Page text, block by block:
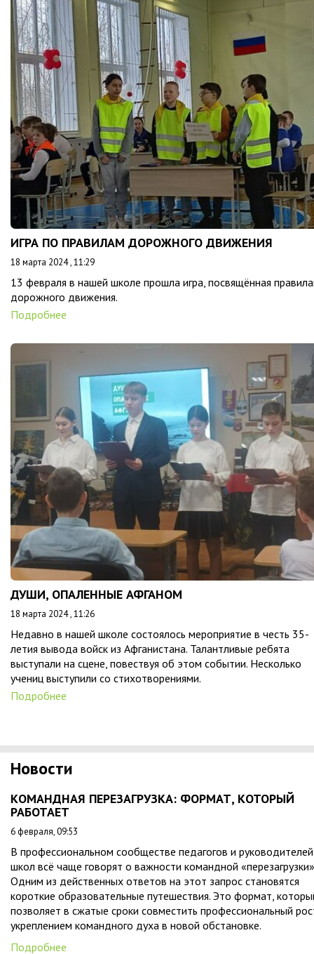
ИГРА ПО ПРАВИЛАМ ДОРОЖНОГО ДВИЖЕНИЯ
18 марта 2024 , 11:29
13 февраля в нашей школе прошла игра, посвящённая
дорожного движения.
Подробнее
ДУШИ, ОПАЛЕННЫЕ АФГАНОМ
18 марта 2024 , 11:26
Недавно в нашей школе состоялось мероприятие в честь 35-
летия вывода войск из Афганистана. Талантливые ребята
выступали на сцене, повествуя об этом событии. Несколько
учениц выступили со стихотворениями.
Подробнее
Новости
КОМАНДНАЯ ПЕРЕЗАГРУЗКА: ФОРМАТ, КОТОРЫЙ
РАБОТАЕТ
6 февраля, 09:53
В профессиональном сообществе педагогов и руководителей
школ всё чаще говорят о важности командной
Одним из действенных ответов на этот запрос становятся
короткие образовательные путешествия. Это формат,
позволяет в сжатые сроки совместить профессиональный
укреплением командного духа в новой обстановке.
Подробнее